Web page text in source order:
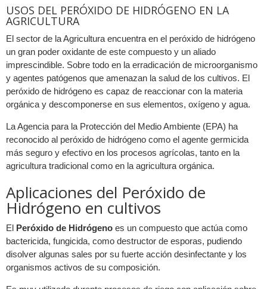
USOS DEL PERÓXIDO DE HIDRÓGENO EN LA
AGRICULTURA
El sector de la Agricultura encuentra en el peróxido de hidrógeno
un gran poder oxidante de este compuesto y un aliado
imprescindible. Sobre todo en la erradicación de microorganismo
y agentes patógenos que amenazan la salud de los cultivos. El
peróxido de hidrógeno es capaz de reaccionar con la materia
orgánica y descomponerse en sus elementos, oxígeno y agua.
La Agencia para la Protección del Medio Ambiente (EPA) ha
reconocido al peróxido de hidrógeno como el agente germicida
más seguro y efectivo en los procesos agrícolas, tanto en la
agricultura tradicional como en la agricultura orgánica.
Aplicaciones del Peróxido de
Hidrógeno en cultivos
El Peróxido de Hidrógeno es un compuesto que actúa como
bactericida, fungicida, como destructor de esporas, pudiendo
disolver algunas sales por su fuerte acción desinfectante y los
organismos activos de su composición.